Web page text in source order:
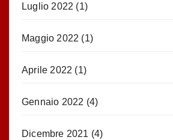
Luglio 2022 (1)
Maggio 2022 (1)
Aprile 2022 (1)
Gennaio 2022 (4)
Dicembre 2021 (4)